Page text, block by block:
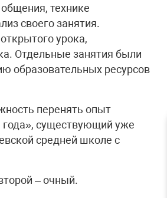
технике
своего занятия.
урока,
Отдельные занятия были
образовательных ресурсов
перенять опыт
года», существующий уже
средней школе с
– очный.